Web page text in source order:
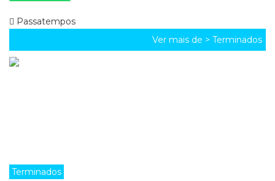
Passatempos
Ver mais de > Terminados
Terminados